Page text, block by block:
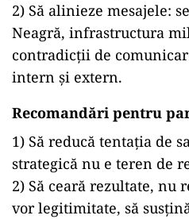
2) Să alinieze mesajele:
Neagră, infrastructura
contradicții de
intern și extern.
Recomandări pentru
1) Să reducă tentația de
strategică nu e teren de
2) Să ceară rezultate, nu
vor legitimitate, să